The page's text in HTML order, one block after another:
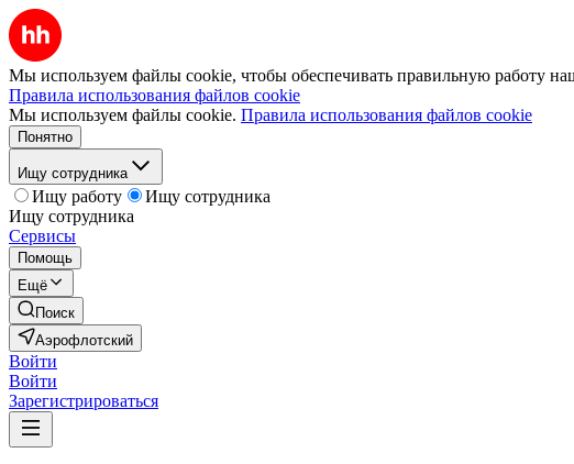
Мы используем файлы cookie, чтобы обеспечивать правильную работу
Правила использования файлов cookie
Мы используем файлы cookie. Правила использования файлов cookie
Понятно
Ищу сотрудника
Ищу работу
Ищу сотрудника
Ищу сотрудника
Сервисы
Помощь
Ещё
Поиск
Аэрофлотский
Войти
Войти
Зарегистрироваться